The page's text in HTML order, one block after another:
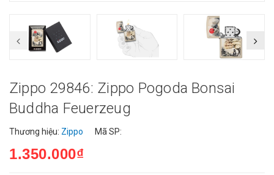
Zippo 29846: Zippo Pogoda Bonsai
Buddha Feuerzeug
Thương hiệu: Zippo Mã SP:
1.350.000₫